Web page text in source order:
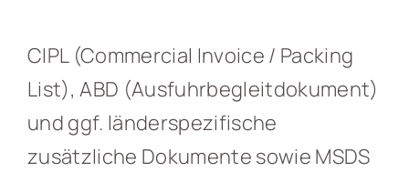
Logistiklösungen
Kontakt
CIPL (Commercial Invoice / Packing
List), ABD (Ausfuhrbegleitdokument)
und ggf. länderspezifische
zusätzliche Dokumente sowie MSDS